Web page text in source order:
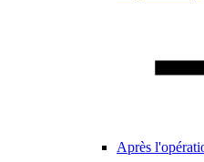
Après